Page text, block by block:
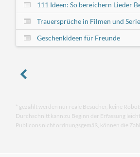
111 Ideen: So bereichern Lieder
Trauersprüche in Filmen und
Geschenkideen für Freunde
* gezählt werden nur reale Besucher, keine
Durchschnitt kann zu Beginn der Erfassung
Publicons nicht ordnungsgemäß, können die